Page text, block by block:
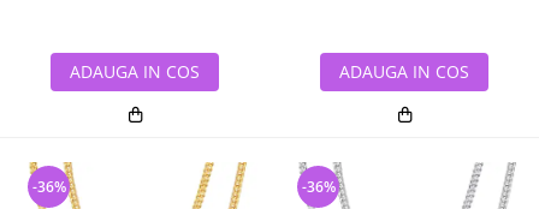
ADAUGA IN COS ADAUGA IN COS
-36% -36%